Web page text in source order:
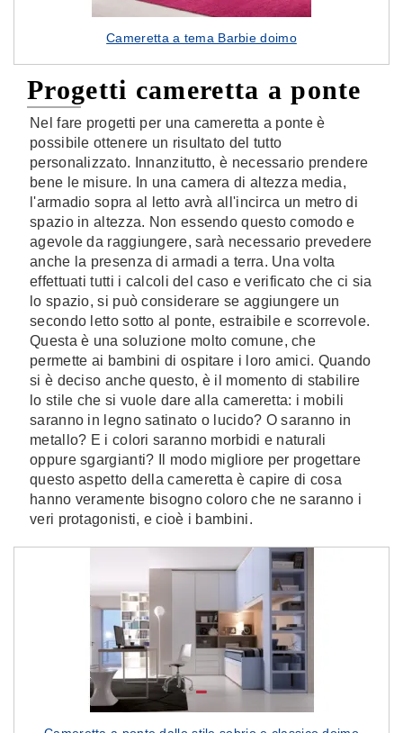
Cameretta a tema Barbie doimo
Progetti cameretta a ponte
Nel fare progetti per una cameretta a ponte è
possibile ottenere un risultato del tutto
personalizzato. Innanzitutto, è necessario prendere
bene le misure. In una camera di altezza media,
l'armadio sopra al letto avrà all'incirca un metro di
spazio in altezza. Non essendo questo comodo e
agevole da raggiungere, sarà necessario prevedere
anche la presenza di armadi a terra. Una volta
effettuati tutti i calcoli del caso e verificato che ci sia
lo spazio, si può considerare se aggiungere un
secondo letto sotto al ponte, estraibile e scorrevole.
Questa è una soluzione molto comune, che
permette ai bambini di ospitare i loro amici. Quando
si è deciso anche questo, è il momento di stabilire
lo stile che si vuole dare alla cameretta: i mobili
saranno in legno satinato o lucido? O saranno in
metallo? E i colori saranno morbidi e naturali
oppure sgargianti? Il modo migliore per progettare
questo aspetto della cameretta è capire di cosa
hanno veramente bisogno coloro che ne saranno i
veri protagonisti, e cioè i bambini.